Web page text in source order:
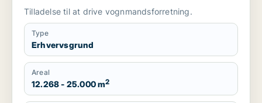
Tilladelse til at drive vognmandsforretning.
Type
Erhvervsgrund
Areal
12.268 - 25.000 m2